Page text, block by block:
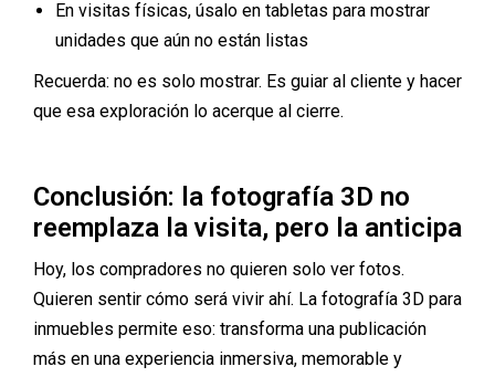
En visitas físicas, úsalo en tabletas para mostrar
unidades que aún no están listas
Recuerda: no es solo mostrar. Es guiar al cliente y hacer
que esa exploración lo acerque al cierre.
Conclusión: la fotografía 3D no
reemplaza la visita, pero la anticipa
Hoy, los compradores no quieren solo ver fotos.
Quieren sentir cómo será vivir ahí. La fotografía 3D para
inmuebles permite eso: transforma una publicación
más en una experiencia inmersiva, memorable y